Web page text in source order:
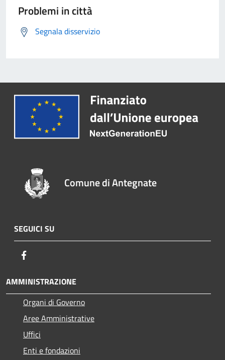
Problemi in città
Segnala disservizio
Comune di Antegnate
SEGUICI SU
AMMINISTRAZIONE
Organi di Governo
Aree Amministrative
Uffici
Enti e fondazioni